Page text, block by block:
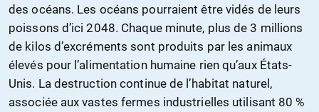
des océans. Les océans pourraient être vidés de leurs
poissons d’ici 2048. Chaque minute, plus de 3 millions
de kilos d’excréments sont produits par les animaux
élevés pour l’alimentation humaine rien qu’aux États-
Unis. La destruction continue de l’habitat naturel,
associée aux vastes fermes industrielles utilisant 80 %